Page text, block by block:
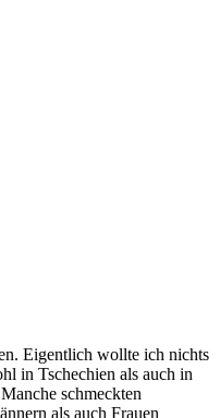
Eigentlich wollte ich nichts
in Tschechien als auch in
schmeckten
als auch Frauen